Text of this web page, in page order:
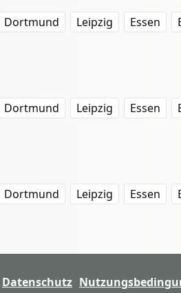
Dortmund Leipzig Essen
Dortmund Leipzig Essen
Dortmund Leipzig Essen
Datenschutz